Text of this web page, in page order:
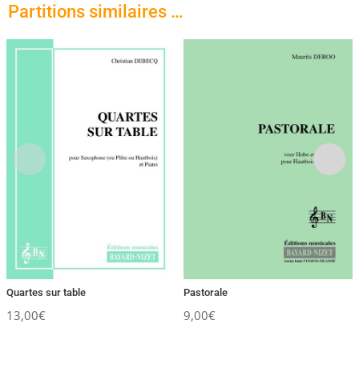
Partitions similaires …
Quartes sur table
13,00€
Pastorale
9,00€